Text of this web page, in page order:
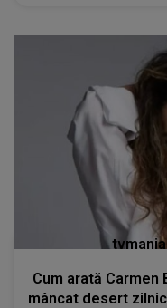
Cum arată Carmen
mâncat desert